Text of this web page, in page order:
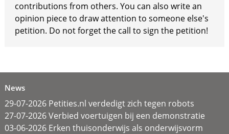
contributions from others. You can also write an
opinion piece to draw attention to someone else's
petition. Do not forget the call to sign the petition!
News
29-07-2026 Petities.nl verdedigt zich tegen robots
27-07-2026 Verbied voertuigen bij een demonstratie
03-06-2026 Erken thuisonderwijs als onderwijsvorm